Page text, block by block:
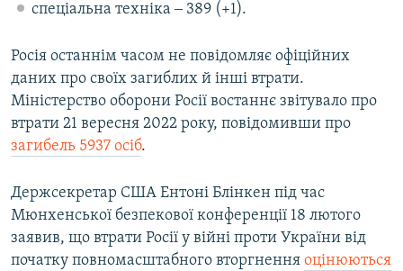
спеціальна техніка ‒ 389 (+1).
Росія останнім часом не повідомляє офіційних
даних про своїх загиблих й інші втрати.
Міністерство оборони Росії востаннє звітувало про
втрати 21 вересня 2022 року, повідомивши про
загибель 5937 осіб.
Держсекретар США Ентоні Блінкен під час
Мюнхенської безпекової конференції 18 лютого
заявив, що втрати Росії у війні проти України від
початку повномасштабного вторгнення оцінюються